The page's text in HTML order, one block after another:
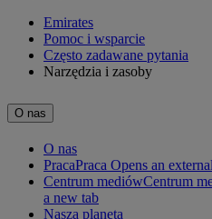
Emirates
Pomoc i wsparcie
Często zadawane pytania
Narzędzia i zasoby
O nas
O nas
PracaPraca Opens an
Centrum mediówCentrum
a new tab
Nasza planeta